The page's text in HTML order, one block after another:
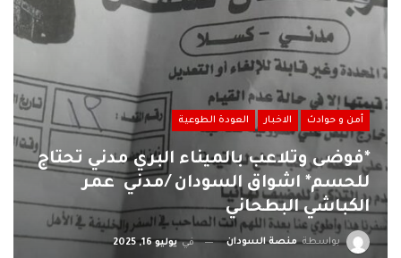
أمن و حوادث الاخبار العودة الطوعية
*فوضى وتلاعب بالميناء البري مدني تحتاج
للحسم* اشواق السودان /مدني عمر
الكباشي البطحاني
بواسطةمنصة السودان فييوليو 16, 2025